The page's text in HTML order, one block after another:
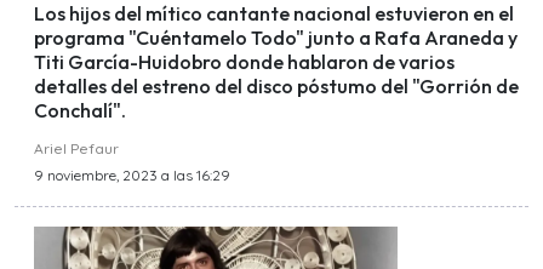
Los hijos del mítico cantante nacional estuvieron en el
programa "Cuéntamelo Todo" junto a Rafa Araneda y
Titi García-Huidobro donde hablaron de varios
detalles del estreno del disco póstumo del "Gorrión de
Conchalí".
Ariel Pefaur
9 noviembre, 2023 a las 16:29